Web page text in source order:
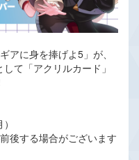
アに身を捧げよ5」が、
て「アクリルカード」
後する場合がございます